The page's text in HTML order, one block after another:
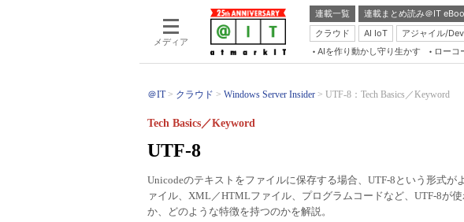
メディア
連載一覧 連載まとめ読み＠IT
クラウド
AI IoT アジャイル/
AIを作り動かし守り生かす ローコ
＠IT クラウド Windows Server Insider UTF-8：Tech Basics／Keyword
UTF-8
Tech Basics／Keyword
Unicodeのテキストをファイルに保存する場合、UTF-8という形式が
ァイル、XML／HTMLファイル、プログラムコードなど、UTF-8が
か、どのような特徴を持つのかを解説。